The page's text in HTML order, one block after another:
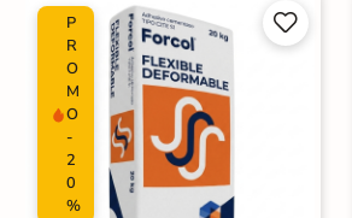
P
R
O
M
O
-
2
0
%

